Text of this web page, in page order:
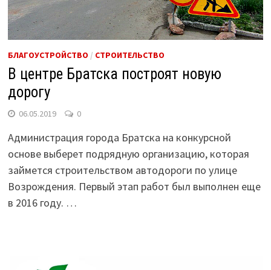
БЛАГОУСТРОЙСТВО / СТРОИТЕЛЬСТВО
В центре Братска построят новую
дорогу
06.05.2019 0
Администрация города Братска на конкурсной
основе выберет подрядную организацию, которая
займется строительством автодороги по улице
Возрождения. Первый этап работ был выполнен еще
в 2016 году. …